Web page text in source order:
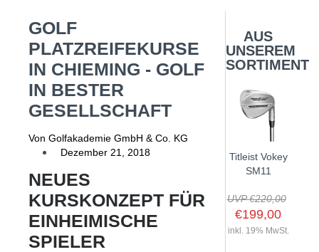
Bridgestone JGR Driver 2018
Cobra King F8+ Driver
Titleist Pro V1x mit gratis Schriftaufdruck
Bennington Waterproof QO14 Sport Cartbag
GOLF
PLATZREIFEKURSE
IN CHIEMING - GOLF
IN BESTER
GESELLSCHAFT
Von Golfakademie GmbH & Co. KG
Dezember 21, 2018
NEUES
KURSKONZEPT FÜR
EINHEIMISCHE
SPIELER
AUS
UNSEREM
SORTIMENT
Titleist Vokey
SM11
UVP €220,00
€199,00
inkl. 19% MwSt.